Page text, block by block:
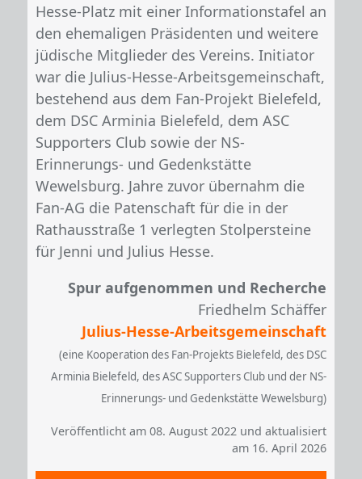
Hesse-Platz mit einer Informationstafel an
den ehemaligen Präsidenten und weitere
jüdische Mitglieder des Vereins. Initiator
war die Julius-Hesse-Arbeitsgemeinschaft,
bestehend aus dem Fan-Projekt Bielefeld,
dem DSC Arminia Bielefeld, dem ASC
Supporters Club sowie der NS-
Erinnerungs- und Gedenkstätte
Wewelsburg. Jahre zuvor übernahm die
Fan-AG die Patenschaft für die in der
Rathausstraße 1 verlegten Stolpersteine
für Jenni und Julius Hesse.
Spur aufgenommen und Recherche
Friedhelm Schäffer
Julius-Hesse-Arbeitsgemeinschaft
(eine Kooperation des Fan-Projekts Bielefeld, des DSC
Arminia Bielefeld, des ASC Supporters Club und der NS-
Erinnerungs- und Gedenkstätte Wewelsburg)
Veröffentlicht am 08. August 2022 und aktualisiert
am 16. April 2026